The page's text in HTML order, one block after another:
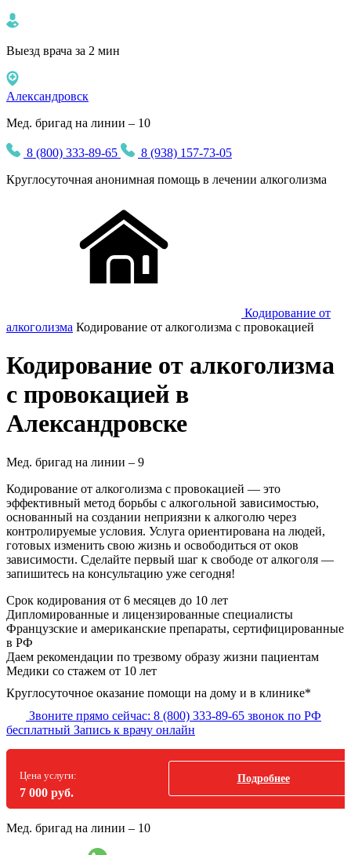
Выезд врача за 2 мин
Александровск
Мед. бригад на линии – 10
8 (800) 333-89-65
8 (938) 157-73-05
Круглосуточная анонимная помощь в лечении алкоголизма
Кодирование от
алкоголизма Кодирование от алкоголизма с провокацией
Кодирование от алкоголизма
с провокацией в
Александровске
Мед. бригад на линии – 9
Кодирование от алкоголизма с провокацией — это
эффективный метод борьбы с алкогольной зависимостью,
основанный на создании неприязни к алкоголю через
контролируемые условия. Услуга ориентирована на людей,
готовых изменить свою жизнь и освободиться от оков
зависимости. Сделайте первый шаг к свободе от алкоголя —
запишитесь на консультацию уже сегодня!
Срок кодирования от 6 месяцев до 10 лет
Дипломированные и лицензированные специалисты
Французские и американские препараты, сертифицированные
в РФ
Даем рекомендации по трезвому образу жизни пациентам
Медики со стажем от 10 лет
Круглосуточное оказание помощи на дому и в клинике*
Звоните прямо сейчас: 8 (800) 333-89-65 звонок по РФ
бесплатный Запись к врачу онлайн
Цена услуги:
7 000 руб.
Подробнее
Мед. бригад на линии – 10